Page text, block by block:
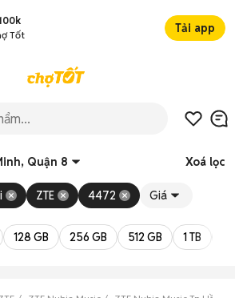
Tốt
Tải app
Quận 8 Xoá lọc
ZTE 4472 Giá
128 GB 256 GB 512 GB 1 TB